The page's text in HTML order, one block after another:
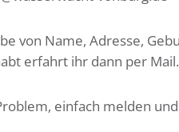
von Name, Adresse,
erfahrt ihr dann per Mail.
einfach melden